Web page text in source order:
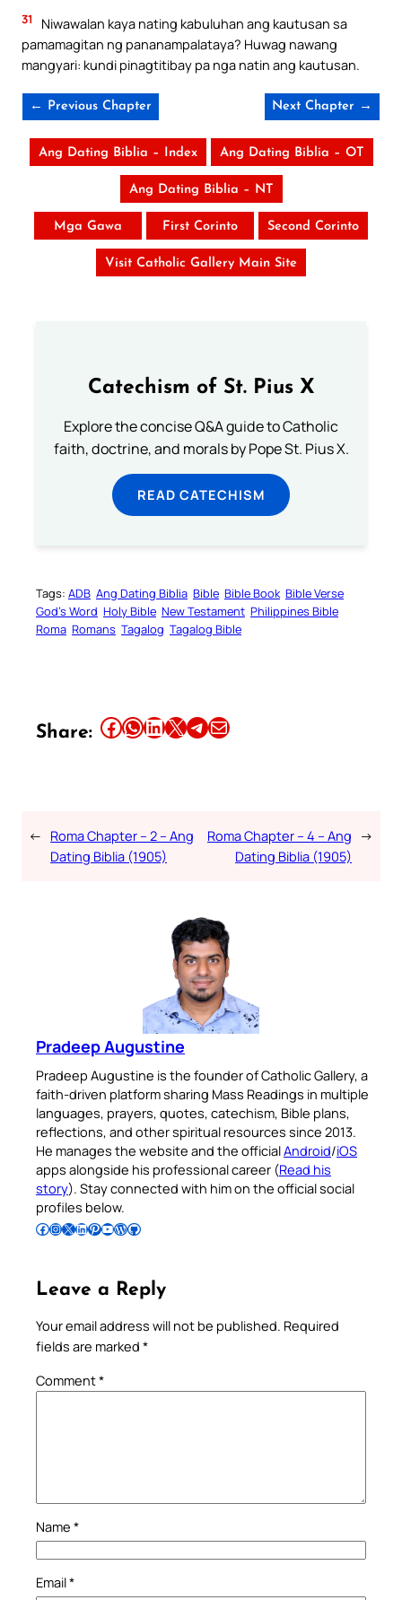
31
Niwawalan kaya nating kabuluhan ang kautusan sa
pamamagitan ng pananampalataya? Huwag nawang
mangyari: kundi pinagtitibay pa nga natin ang kautusan.
← Previous Chapter Next Chapter →
Ang Dating Biblia – Index Ang Dating Biblia – OT
Ang Dating Biblia – NT
Mga Gawa First Corinto Second Corinto
Visit Catholic Gallery Main Site
Catechism of St. Pius X
Explore the concise Q&A guide to Catholic
faith, doctrine, and morals by Pope St. Pius X.
READ CATECHISM
Tags: ADB Ang Dating Biblia Bible Bible Book Bible Verse
God’s Word Holy Bible New Testament Philippines Bible
Roma Romans Tagalog Tagalog Bible
Share: Share this article on Facebook Share this article on WhatsApp Share this article on LinkedIn Share this article on X Share this article on TelegramEmail this Article
← Roma Chapter – 2 – Ang
Dating Biblia (1905)
Roma Chapter – 4 – Ang
Dating Biblia (1905)
→
Pradeep Augustine
Pradeep Augustine is the founder of Catholic Gallery, a
faith-driven platform sharing Mass Readings in multiple
languages, prayers, quotes, catechism, Bible plans,
reflections, and other spiritual resources since 2013.
He manages the website and the officialAndroid/iOS
apps alongside his professional career (Read his
story). Stay connected with him on the official social
profiles below.
Follow Pradeep on Facebook Follow Pradeep on InstagramFollow Pradeep on X Follow Pradeep on LinkedIn Follow Pradeep on Pinterest Subscribe to Pradeep’s Youtube Channel Follow Pradeep on WordPress Follow Pradeep on GitHub
Leave a Reply
Your email address will not be published. Required
fields are marked *
Comment*
Name *
Email*